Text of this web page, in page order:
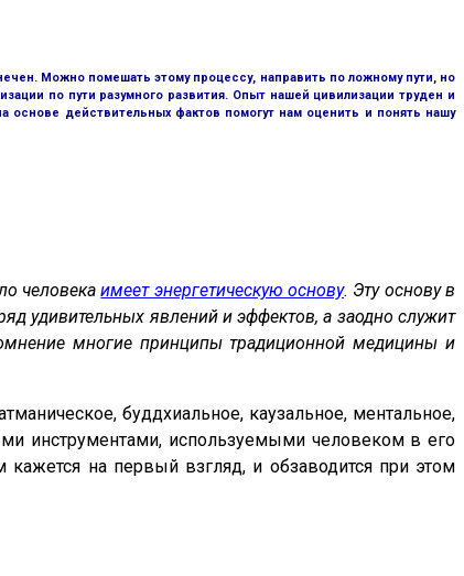
Можно помешать этому процессу, направить по ложному пути, но
по пути разумного развития. Опыт нашей цивилизации труден и
действительных фактов помогут нам оценить и понять нашу
человекаимеет энергетическую основу. Эту основу в
удивительных явлений и эффектов, а заодно служит
многие принципы традиционной медицины и
буддхиальное, каузальное, ментальное,
инструментами, используемыми человеком в его
на первый взгляд, и обзаводится при этом